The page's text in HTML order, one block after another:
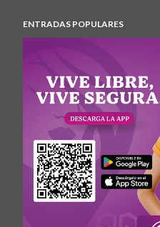
ENTRADAS POPULARES